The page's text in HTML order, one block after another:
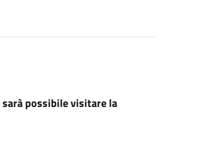
sarà possibile visitare la